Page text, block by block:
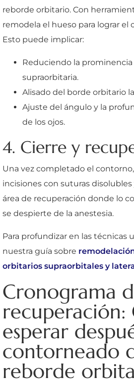
reborde orbitario. Con
remodela el hueso para lograr el
Esto puede implicar:
Reduciendo la prominencia
supraorbitaria.
Alisado del borde orbitario
Ajuste del ángulo y la
de los ojos.
4. Cierre y
Una vez completado el
incisiones con suturas disolubles
área de recuperación donde lo
se despierte de la anestesia.
Para profundizar en las técnicas
nuestra guía sobre
orbitarios supraorbitales y
Cronograma
recuperación:
esperar
contorneado
reborde